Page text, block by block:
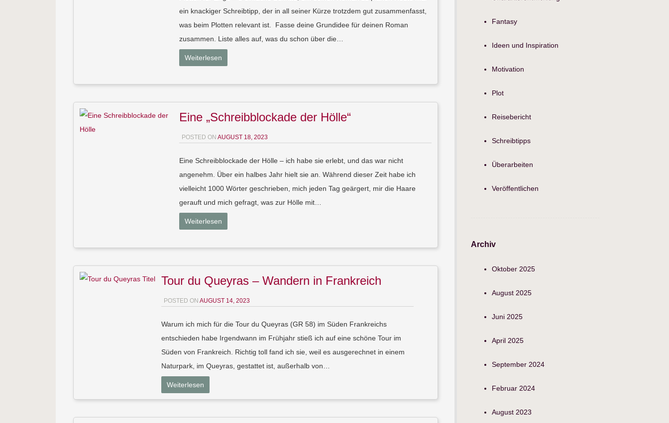
ein knackiger Schreibtipp, der in all seiner Kürze trotzdem gut zusammenfasst,
was beim Plotten relevant ist. Fasse deine Grundidee für deinen Roman
zusammen. Liste alles auf, was du schon über die…
Weiterlesen
Eine „Schreibblockade der Hölle“
POSTED ON AUGUST 18, 2023
Eine Schreibblockade der Hölle – ich habe sie erlebt, und das war nicht
angenehm. Über ein halbes Jahr hielt sie an. Während dieser Zeit habe ich
vielleicht 1000 Wörter geschrieben, mich jeden Tag geärgert, mir die Haare
gerauft und mich gefragt, was zur Hölle mit…
Weiterlesen
Tour du Queyras – Wandern in Frankreich
POSTED ON AUGUST 14, 2023
Warum ich mich für die Tour du Queyras (GR 58) im Süden Frankreichs
entschieden habe Irgendwann im Frühjahr stieß ich auf eine schöne Tour im
Süden von Frankreich. Richtig toll fand ich sie, weil es ausgerechnet in einem
Naturpark, im Queyras, gestattet ist, außerhalb von…
Weiterlesen
Fantasy
Ideen und Inspiration
Motivation
Plot
Reisebericht
Schreibtipps
Überarbeiten
Veröffentlichen
Archiv
Oktober 2025
August 2025
Juni 2025
April 2025
September 2024
Februar 2024
August 2023